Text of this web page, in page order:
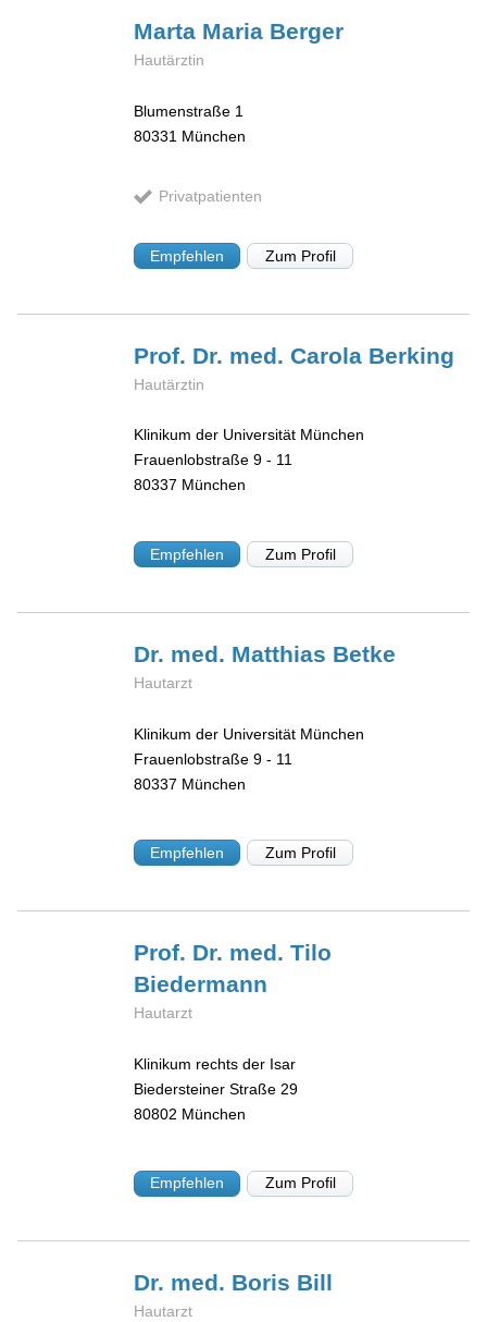
Marta Maria Berger
Hautärztin
Blumenstraße 1
80331 München
Privatpatienten
Empfehlen Zum Profil
Prof. Dr. med. Carola Berking
Hautärztin
Klinikum der Universität München
Frauenlobstraße 9 - 11
80337 München
Empfehlen Zum Profil
Dr. med. Matthias Betke
Hautarzt
Klinikum der Universität München
Frauenlobstraße 9 - 11
80337 München
Empfehlen Zum Profil
Prof. Dr. med. Tilo
Biedermann
Hautarzt
Klinikum rechts der Isar
Biedersteiner Straße 29
80802 München
Empfehlen Zum Profil
Dr. med. Boris Bill
Hautarzt